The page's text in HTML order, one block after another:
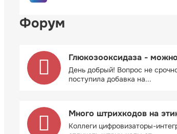
Форум
Глюкозооксидаза -
День добрый! Вопрос не
поступила добавка на...
Много штрихкодов на
Коллеги цифровизаторы-